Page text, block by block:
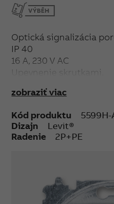
Optická signalizácia
IP 40
16 A, 230 V AC
Upevnenie skrutkami.
zobraziť viac
Kód produktu
5599H-
Dizajn
Levit®
Radenie
2P+PE